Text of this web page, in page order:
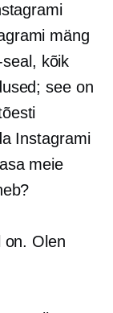
mäng
kõik
see on
Instagrami
meie
on. Olen